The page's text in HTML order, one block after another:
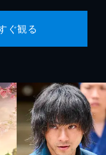
ぐ観る